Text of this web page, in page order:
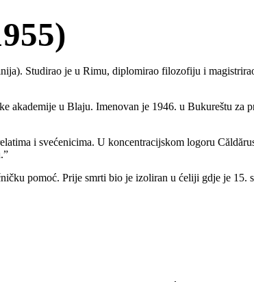
Studirao je u Rimu, diplomirao filozofiju i
u Blaju. Imenovan je 1946. u Bukureštu za
i svećenicima. U koncentracijskom logoru
pomoć. Prije smrti bio je izoliran u ćeliji gdje je 15.